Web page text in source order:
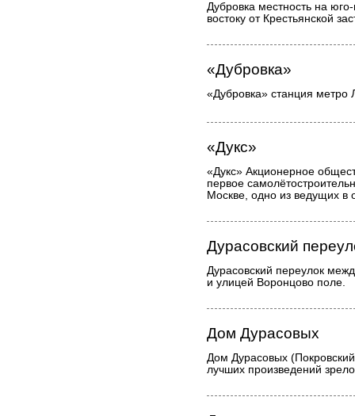
Дубровка местность на
востоку от Крестьянской
«Дубровка»
«Дубровка» станция метро
«Дукс»
«Дукс» Акционерное
первое
Москве, одно из ведущих в
Дурасовский
Дурасовский переулок
и улицей Воронцово поле.
Дом Дурасовых
Дом Дурасовых
лучших произведений